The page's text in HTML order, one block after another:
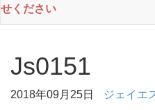
せください
Js0151
2018年09月25日 ジェイエ